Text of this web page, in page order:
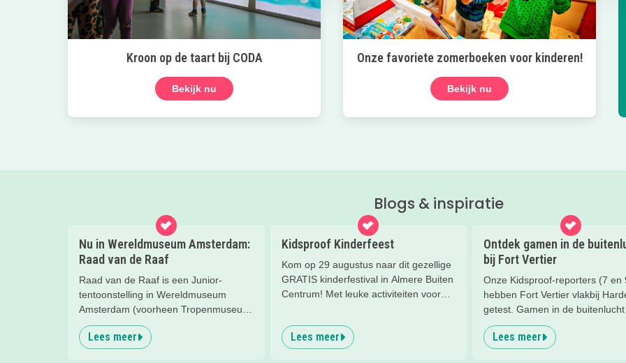
Kroon op de taart bij CODA
Bekijk nu
Onze favoriete zomerboeken voor kinderen!
Bekijk nu
Blogs & inspiratie
Nu in Wereldmuseum Amsterdam:
Raad van de Raaf
Raad van de Raaf is een Junior-
tentoonstelling in Wereldmuseum
Amsterdam (voorheen Tropenmuseum
Amsterdam). Wat dat precies is gaan
we ontdekken met onze
Lees meer
Kidsproof Kinderfeest
Kom op 29 augustus naar dit gezellige
GRATIS kinderfestival in Almere Buiten
Centrum! Met leuke activiteiten voor
Lees meer
Ontdek gamen in de
bij Fort Vertier
Onze Kidsproof-reporters (7 en
hebben Fort Vertier vlakbij
getest. Gamen in de buitenlucht
waarbij je direct iets te weten
over de Romeinen die hier
Lees meer